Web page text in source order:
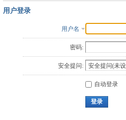
用户登录
用户名
密码:
安全提问:
自动登录
登录